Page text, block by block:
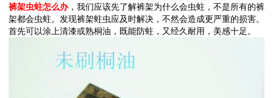
裤架虫蛀怎么办，我们应该先了解裤架为什么会虫蛀，不是所有的裤
架都会虫蛀。发现裤架蛀虫应及时解决，不然会造成更严重的损害。
首先可以涂上清漆或熟桐油，既能防蛀，又经久耐用，美感十足。